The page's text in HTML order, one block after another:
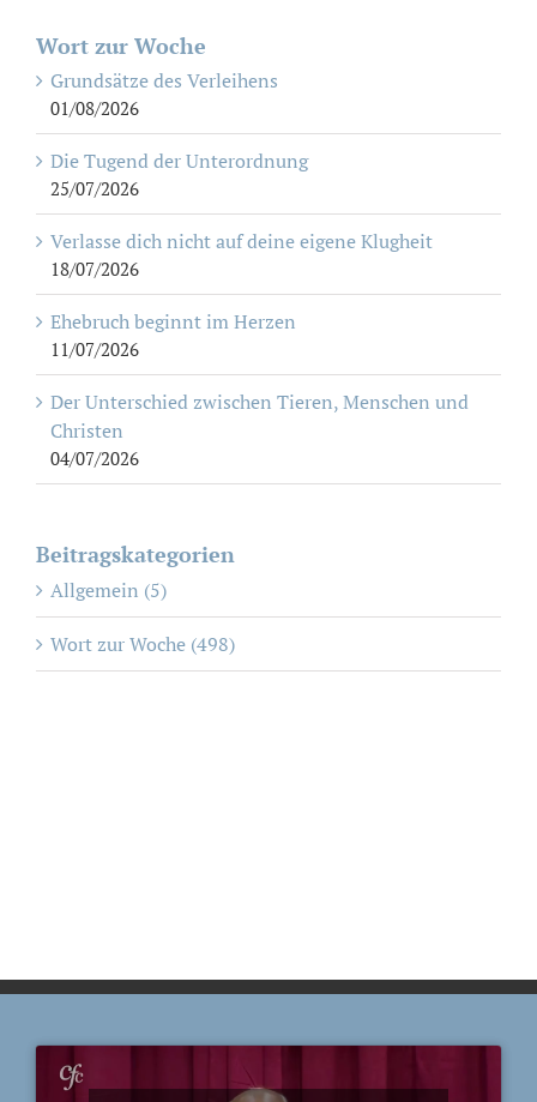
Wort zur Woche
Grundsätze des Verleihens
01/08/2026
Die Tugend der Unterordnung
25/07/2026
Verlasse dich nicht auf deine eigene Klugheit
18/07/2026
Ehebruch beginnt im Herzen
11/07/2026
Der Unterschied zwischen Tieren, Menschen und
Christen
04/07/2026
Beitragskategorien
Allgemein (5)
Wort zur Woche (498)